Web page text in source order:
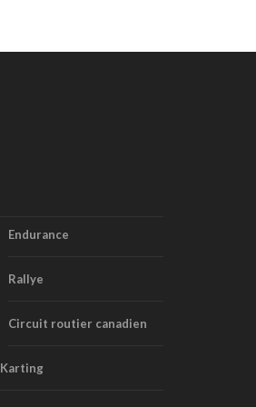
Endurance
Rallye
Circuit routier canadien
Karting